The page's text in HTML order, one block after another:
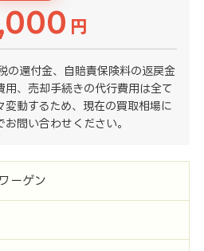
円
の還付金、自賠責保険料の返戻金
用、売却手続きの代行費用は全て
変動するため、現在の買取相場に
問い合わせください。
ーゲン